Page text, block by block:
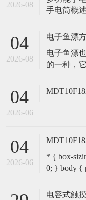
2026-08
手电筒概
一次轻触
常亮
亮
闪。第四
04
2026-08
电子鱼漂
电子鱼漂
的一种，
踪浮漂的
04
2026-06
04
2026-06
* { box-sizing: border-box; margin: 0; padding:
电容式触